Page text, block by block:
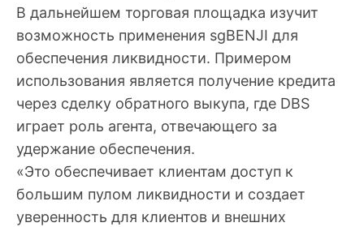
В дальнейшем торговая площадка изучит
возможность применения sgBENJI для
обеспечения ликвидности. Примером
использования является получение кредита
через сделку обратного выкупа, где DBS
играет роль агента, отвечающего за
удержание обеспечения.
«Это обеспечивает клиентам доступ к
большим пулом ликвидности и создает
уверенность для клиентов и внешних